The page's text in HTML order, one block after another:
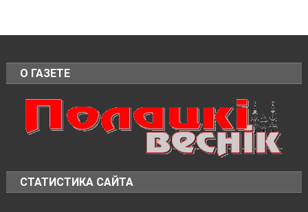
О ГАЗЕТЕ
СТАТИСТИКА САЙТА